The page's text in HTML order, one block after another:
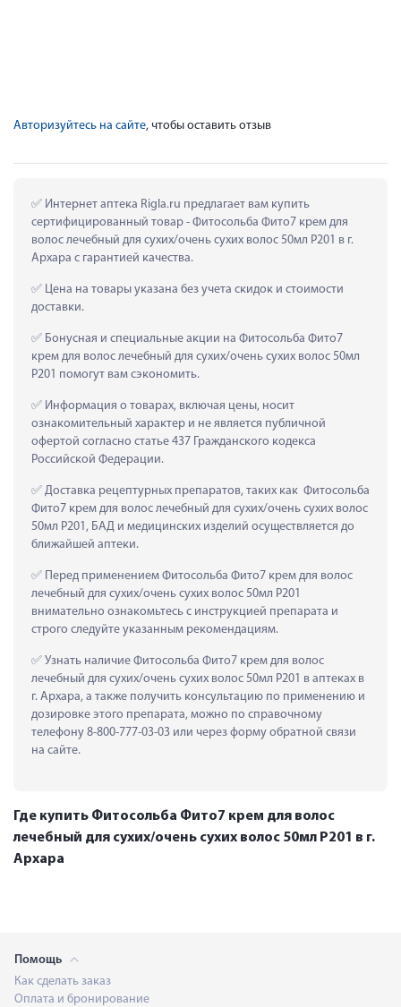
Авторизуйтесь на сайте, чтобы оставить отзыв
Интернет аптека Rigla.ru предлагает вам купить
сертифицированный товар - Фитосольба Фито7 крем для
волос лечебный для сухих/очень сухих волос 50мл P201 в г.
Архара с гарантией качества.
Цена на товары указана без учета скидок и стоимости
доставки.
Бонусная и специальные акции на Фитосольба Фито7
крем для волос лечебный для сухих/очень сухих волос 50мл
P201 помогут вам сэкономить.
Информация о товарах, включая цены, носит
ознакомительный характер и не является публичной
офертой согласно статье 437 Гражданского кодекса
Российской Федерации.
Доставка рецептурных препаратов, таких как  Фитосольба
Фито7 крем для волос лечебный для сухих/очень сухих волос
50мл P201, БАД и медицинских изделий осуществляется до
ближайшей аптеки.
Перед применением Фитосольба Фито7 крем для волос
лечебный для сухих/очень сухих волос 50мл P201
внимательно ознакомьтесь с инструкцией препарата и
строго следуйте указанным рекомендациям.
Узнать наличие Фитосольба Фито7 крем для волос
лечебный для сухих/очень сухих волос 50мл P201 в аптеках в
г. Архара, а также получить консультацию по применению и
дозировке этого препарата, можно по справочному
телефону 8-800-777-03-03 или через форму обратной связи
на сайте.
Где купить Фитосольба Фито7 крем для волос
лечебный для сухих/очень сухих волос 50мл P201 в г.
Архара
Помощь
Как сделать заказ
Оплата и бронирование